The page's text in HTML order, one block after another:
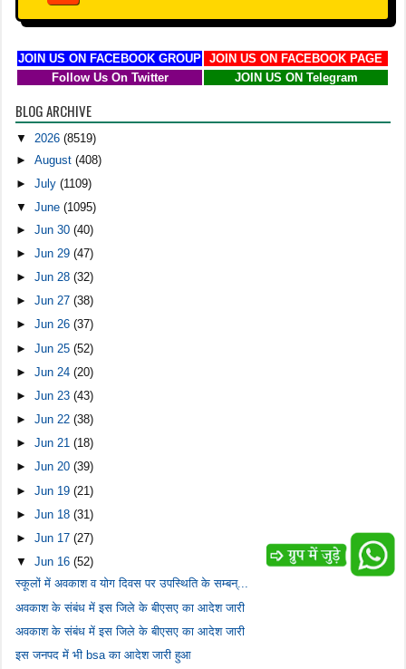
JOIN US ON FACEBOOK GROUP
JOIN US ON FACEBOOK PAGE
Follow Us On Twitter
JOIN US ON Telegram
BLOG ARCHIVE
▼ 2026(8519)
►August(408)
►July(1109)
▼June(1095)
►Jun 30(40)
►Jun 29(47)
►Jun 28(32)
►Jun 27(38)
►Jun 26(37)
►Jun 25(52)
►Jun 24(20)
►Jun 23(43)
►Jun 22(38)
►Jun 21(18)
►Jun 20(39)
►Jun 19(21)
►Jun 18(31)
►Jun 17(27)
▼Jun 16(52)
स्कूलों में अवकाश व योग दिवस पर उपस्थिति के सम्बन्...
अवकाश के संबंध में इस जिले के बीएसए का आदेश जारी
अवकाश के संबंध में इस जिले के बीएसए का आदेश जारी
इस जनपद में भी bsa का आदेश जारी हुआ